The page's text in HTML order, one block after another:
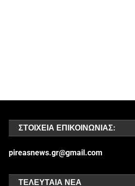
ΣΤΟΙΧΕΊΑ ΕΠΙΚΟΙΝΩΝΊΑΣ:
pireasnews.gr@gmail.com
ΤΕΛΕΥΤΑΊΑ ΝΈΑ